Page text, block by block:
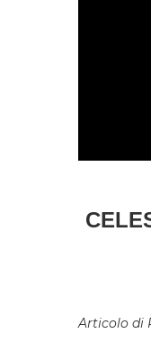
Articolo di